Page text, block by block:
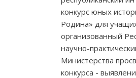
конкурс юных
Родина» для
организованный
научно-
Министерства
конкурса -